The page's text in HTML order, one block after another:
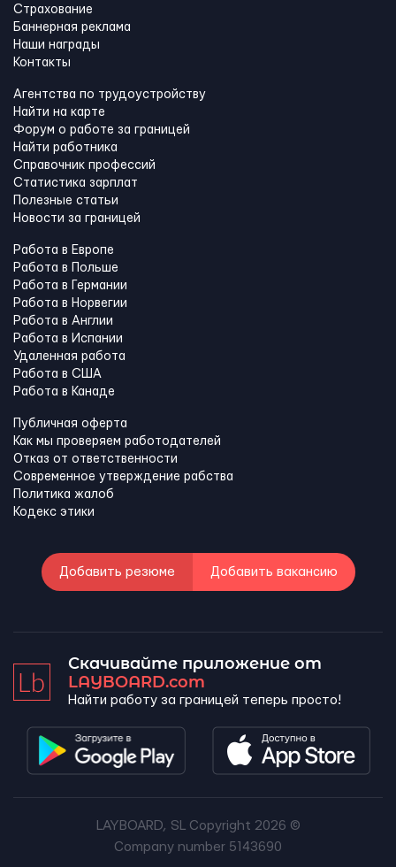
Страхование
Баннерная реклама
Наши награды
Контакты
Агентства по трудоустройству
Найти на карте
Форум о работе за границей
Найти работника
Справочник профессий
Статистика зарплат
Полезные статьи
Новости за границей
Работа в Европе
Работа в Польше
Работа в Германии
Работа в Норвегии
Работа в Англии
Работа в Испании
Удаленная работа
Работа в США
Работа в Канадe
Публичная оферта
Как мы проверяем работодателей
Отказ от ответственности
Современное утверждение рабства
Политика жалоб
Кодекс этики
Добавить резюме Добавить вакансию
Скачивайте приложение от
LAYBOARD.com
Найти работу за границей теперь просто!
LAYBOARD, SL Copyright 2026 ©
Company number 5143690